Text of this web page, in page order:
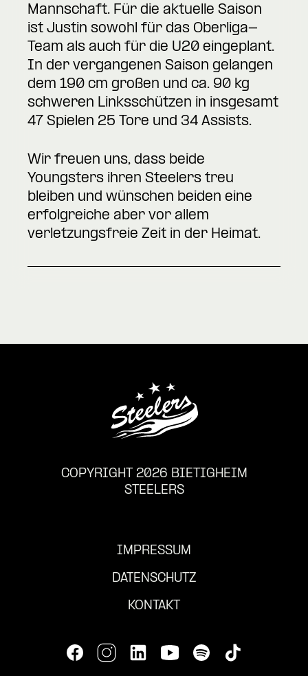
Mannschaft. Für die aktuelle Saison
ist Justin sowohl für das Oberliga-
Team als auch für die U20 eingeplant.
In der vergangenen Saison gelangen
dem 190 cm großen und ca. 90 kg
schweren Linksschützen in insgesamt
47 Spielen 25 Tore und 34 Assists.
Wir freuen uns, dass beide
Youngsters ihren Steelers treu
bleiben und wünschen beiden eine
erfolgreiche aber vor allem
verletzungsfreie Zeit in der Heimat.
COPYRIGHT 2026 BIETIGHEIM
STEELERS
IMPRESSUM
DATENSCHUTZ
KONTAKT